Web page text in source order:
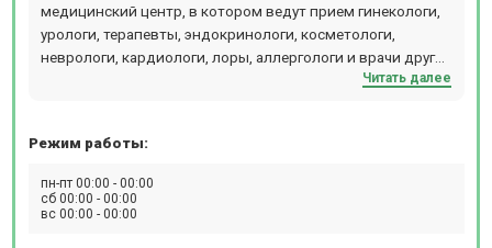
медицинский центр, в котором ведут прием гинекологи,
урологи, терапевты, эндокринологи, косметологи,
неврологи, кардиологи, лоры, аллергологи и врачи других
специальностей. Центр объединяет стационар,
физиотерапии, косметологии, пластической хирургии,
диагностическом отделении можно пройти КТ, МРТ
рентген, разные виды УЗИ, сдать экспресс-анализы
Читать далее
Режим работы:
пн-пт 00:00 - 00:00
сб 00:00 - 00:00
вс 00:00 - 00:00